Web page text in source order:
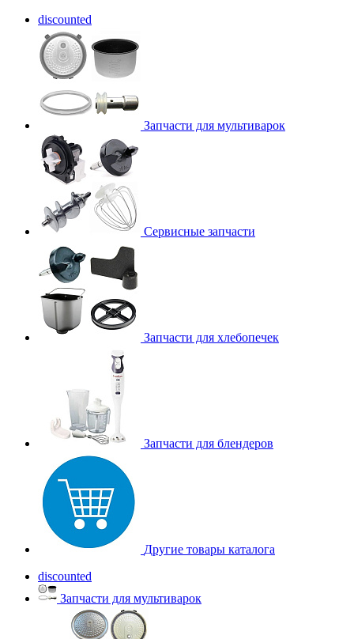
discounted
Запчасти для мультиварок
Сервисные запчасти
Запчасти для хлебопечек
Запчасти для блендеров
Другие товары каталога
discounted
Запчасти для мультиварок